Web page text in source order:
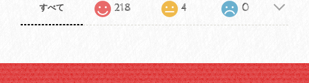
すべて 218 4 0